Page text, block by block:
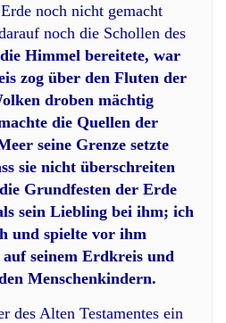
noch nicht gemacht
noch die Schollen des
Himmel bereitete, war
zog über den Fluten der
droben mächtig
die Quellen der
seine Grenze setzte
sie nicht überschreiten
Grundfesten der Erde
sein Liebling bei ihm; ich
und spielte vor ihm
seinem Erdkreis und
Menschenkindern.
des Alten Testamentes ein